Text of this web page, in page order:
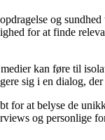
og
for at finde
kan føre til
sig i en dialog,
for at belyse de
og personlige